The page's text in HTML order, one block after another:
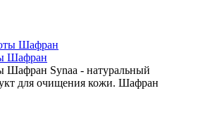
Шафран
Шафран Synaa - натуральный
для очищения кожи. Шафран